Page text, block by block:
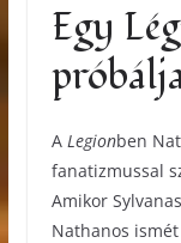
Egy
A Legionben
fanatizmussal
Amikor
Nathanos